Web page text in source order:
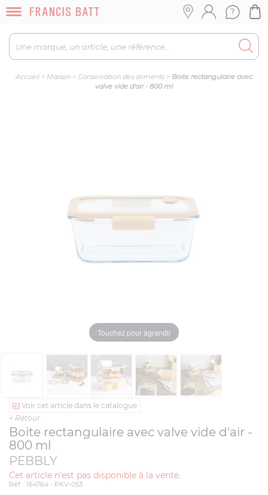
Accueil > Maison > Conservation des aliments > Boite rectangulaire avec
valve vide d'air - 800 ml
Touchez pour agrandir
Voir cet article dans le catalogue
< Retour
Boite rectangulaire avec valve vide d'air -
800 ml
PEBBLY
Cet article n'est pas disponible à la vente.
Réf. : 164764 - PKV-053